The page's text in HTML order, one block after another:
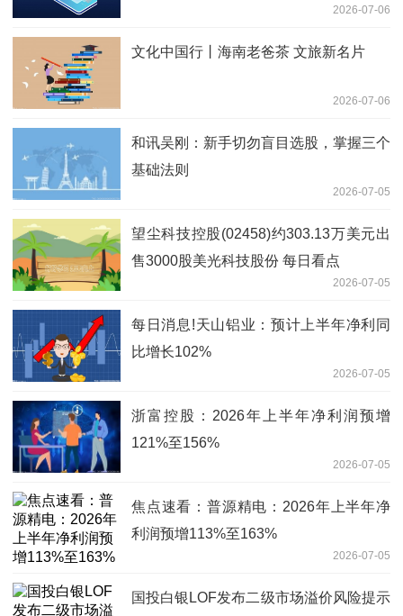
2026-07-06
文化中国行丨海南老爸茶 文旅新名片
2026-07-06
和讯吴刚：新手切勿盲目选股，掌握三个
基础法则
2026-07-05
望尘科技控股(02458)约303.13万美元出
售3000股美光科技股份 每日看点
2026-07-05
每日消息!天山铝业：预计上半年净利同
比增长102%
2026-07-05
浙富控股：2026年上半年净利润预增
121%至156%
2026-07-05
焦点速看：普源精电：2026年上半年净
利润预增113%至163%
2026-07-05
国投白银LOF发布二级市场溢价风险提示